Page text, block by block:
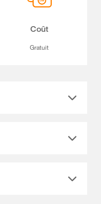
Coût
Gratuit